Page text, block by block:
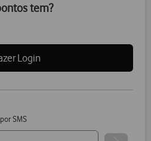
tem?
Login
SMS